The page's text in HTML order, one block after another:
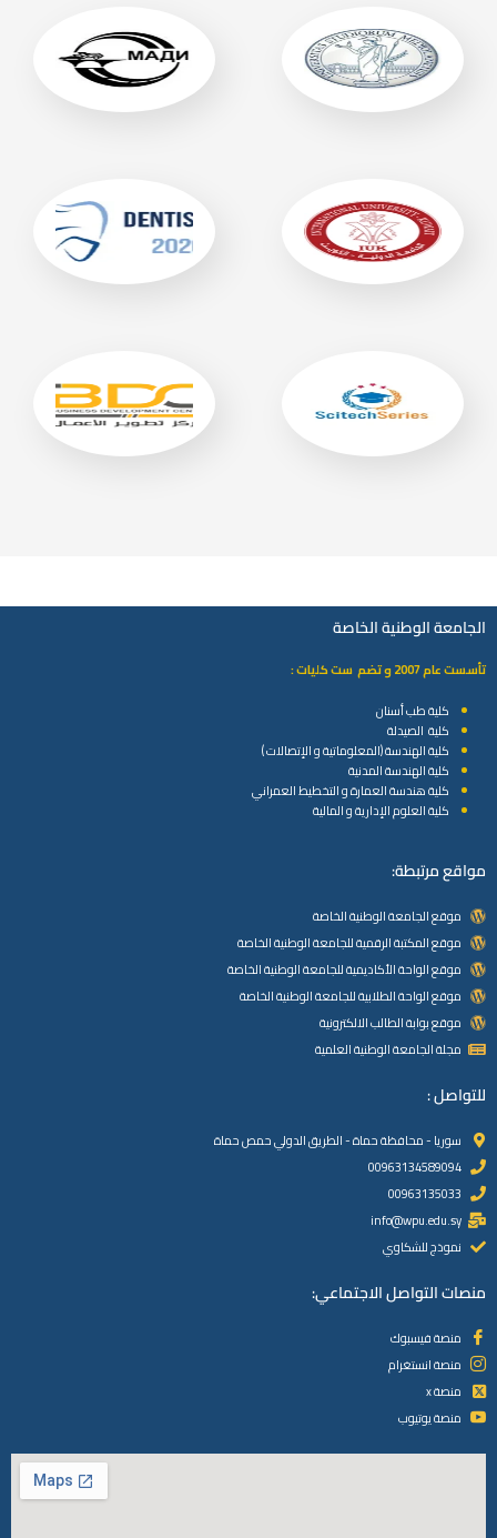
الجامعة الوطنية الخاصة
تأسست عام 2007 و تضم ست كليات :
كلية طب أسنان
كلية الصيدلة
كلية الهندسة (المعلوماتية و الإتصالات )
كلية الهندسة المدنية
كلية هندسة العمارة و التخطيط العمراني
كلية العلوم الإدارية و المالية
مواقع مرتبطة:
موقع الجامعة الوطنية الخاصة
موقع المكتبة الرقمية للجامعة الوطنية الخاصة
موقع الواحة الأكاديمية للجامعة الوطنية الخاصة
موقع الواحة الطلابية للجامعة الوطنية الخاصة
موقع بوابة الطالب الالكترونية
مجلة الجامعة الوطنية العلمية
للتواصل :
سوريا - محافظة حماة - الطريق الدولي حمص حماة
00963134589094
00963135033
info@wpu.edu.sy
نموذج للشكاوي
منصات التواصل الاجتماعي:
منصة فيسبوك
منصة انستغرام
منصة x
منصة يوتيوب